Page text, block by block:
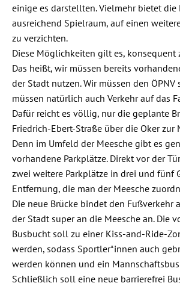
einige es darstellten. Vielmehr bietet die
ausreichend Spielraum, auf einen
zu verzichten.
Diese Möglichkeiten gilt es, konsequent
Das heißt, wir müssen bereits
der Stadt nutzen. Wir müssen den
müssen natürlich auch Verkehr auf das
Dafür reicht es völlig, nur die geplante
Friedrich-Ebert-Straße über die Oker zur
Denn im Umfeld der Meesche gibt es
vorhandene Parkplätze. Direkt vor der
zwei weitere Parkplätze in drei und fünf
Entfernung, die man der Meesche
Die neue Brücke bindet den Fußverkehr
der Stadt super an die Meesche an. Die
Busbucht soll zu einer Kiss-and-Ride-
werden, sodass Sportler*innen auch
werden können und ein
Schließlich soll eine neue barrierefrei